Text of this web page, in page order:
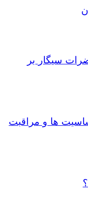
سیگار بر
ها و مراقبت